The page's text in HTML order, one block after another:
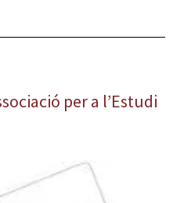
per a l’Estudi